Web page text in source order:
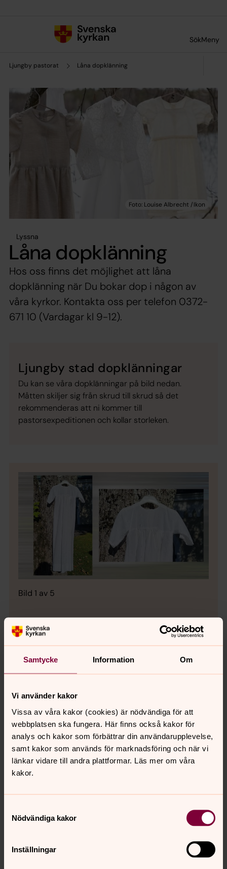
Samtycke Information Om
Vi använder kakor
Vissa av våra kakor (cookies) är nödvändiga för att
webbplatsen ska fungera. Här finns också kakor för
analys och kakor som förbättrar din användarupplevelse,
samt kakor som används för marknadsföring och när vi
länkar vidare till andra plattformar. Läs mer om våra
kakor.
Nödvändiga kakor
Inställningar
SökMeny
Ljungby pastorat Låna dopklänning
Lyssna
Låna dopklänning
Hos oss finns det möjlighet att låna
dopklänning när Du bokar dop i någon av
våra kyrkor. Kontakta oss per telefon 0372-
671 10 (Vardagar kl 9-12).
Ljungby stad dopklänningar
Du kan se våra dopklänningar på bild nedan.
Måtten skiljer sig från skrud till skrud så det
rekommenderas att ni kommer till
pastorsexpeditionen och kollar storleken.
Bild 1 av 5
Bild
Öppna bildspel
Senast ändrad 8 oktober 2024
Synpunkter eller frågor på sidans
innehåll?